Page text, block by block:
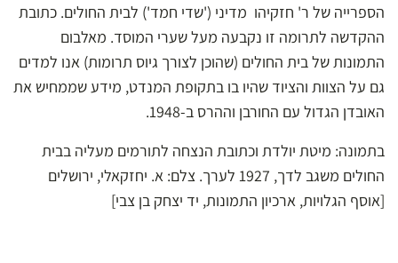
הספרייה של ר' חזקיהו מדיני ('שדי חמד') לבית החולים. כתובת
ההקדשה לתרומה זו נקבעה מעל שערי המוסד. מאלבום
התמונות של בית החולים (שהוכן לצורך גיוס תרומות) אנו למדים
גם על הצוות והציוד שהיו בו בתקופת המנדט, מידע שממחיש את
האובדן הגדול עם החורבן וההרס ב-1948.
בתמונה: מיטת יולדת וכתובת הנצחה לתורמים מעליה בבית
החולים משגב לדך, 1927 לערך. צלם: א. יחזקאלי, ירושלים
[אוסף הגלויות, ארכיון התמונות, יד יצחק בן צבי]